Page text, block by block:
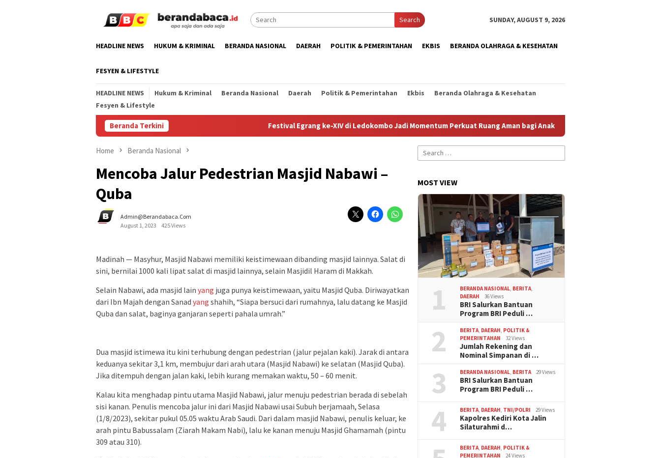
Search SUNDAY, AUGUST 9, 2026
HEADLINE NEWS HUKUM & KRIMINAL BERANDA NASIONAL DAERAH POLITIK & PEMERINTAHAN EKBIS BERANDA OLAHRAGA & KESEHATAN
FESYEN & LIFESTYLE
HEADLINE NEWS Hukum & Kriminal Beranda Nasional Daerah Politik & Pemerintahan Ekbis
Beranda Olahraga & Kesehatan
Fesyen & Lifestyle
Beranda Terkini Festival Egrang ke-XIV di Ledokombo Jadi Momentum Perkuat Ruang Aman bagi Anak Homecare Jember Diperkuat,
Home Beranda Nasional
Mencoba Jalur Pedestrian Masjid Nabawi –
Quba
Admin@berandabaca.com
August 1, 2023
425 Views
Madinah — Masyhur, Masjid Nabawi memiliki keistimewaan dibanding masjid lainnya. Salat di
sini, bernilai 1000 kali lipat salat di masjid lainnya, selain Masjidil Haram di Makkah.
Selain Nabawi, ada masjid lain yang juga punya keistimewaan, yaitu Masjid Quba. Diriwayatkan
dari Ibn Majah dengan Sanad yang shahih, “Siapa bersuci dari rumahnya, lalu datang ke Masjid
Quba dan salat, baginya ganjaran seperti pahala umrah.”
Dua masjid istimewa itu kini terhubung dengan pedestrian (jalur pejalan kaki). Jarak di antara
keduanya sekitar 3,1 km, membujur dari arah utara (Masjid Nabawi) ke selatan (Masjid Quba).
Jika ditempuh dengan jalan kaki, lebih kurang memakan waktu, 50 – 60 menit.
Kalau kita menghadap pintu utama Masjid Nabawi, jalur menuju pedestrian berada di sebelah
sisi kanan. Penulis mencoba jalur ini dari Masjid Nabawi usai Subuh berjamaah, Selasa
(1/8/2023), sekitar pukul 05.05 waktu Arab Saudi. Dari dalam masjid Nabawi, penulis keluar, ke
arah pintu Babussalam (Ziarah Makam Nabi), lalu ke kanan menuju Masjid Ghamamah (pintu
309 atau 310).
Search
for:
MOST VIEW
1 BERANDA NASIONAL BERITA
DAERAH
36 Views
BRI Salurkan Bantuan
Program BRI Peduli …
2 BERITA DAERAH POLITIK &
PEMERINTAHAN
32 Views
Jumlah Rekening dan
Nominal Simpanan di …
3 BERANDA NASIONAL BERITA 29 Views
BRI Salurkan Bantuan
Program BRI Peduli …
4 BERITA DAERAH TNI/POLRI 29 Views
Kapolres Kediri Kota Jalin
Silaturahmi d…
BERITA DAERAH POLITIK &
PEMERINTAHAN
24 Views